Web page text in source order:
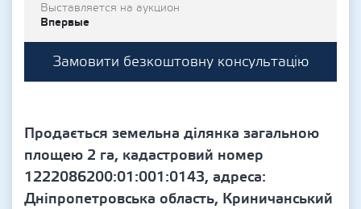
Выставляется на аукцион
Впервые
Замовити безкоштовну консультацію
Продається земельна ділянка загальною
площею 2 га, кадастровий номер
1222086200:01:001:0143, адреса:
Дніпропетровська область, Криничанський